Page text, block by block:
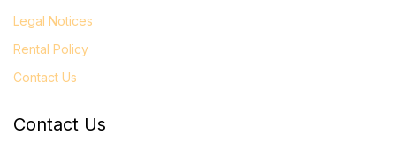
Legal Notices
Rental Policy
Contact Us
Contact Us